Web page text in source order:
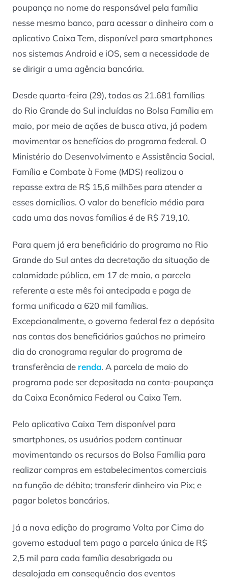
poupança no nome do responsável pela família
nesse mesmo banco, para acessar o dinheiro com o
aplicativo Caixa Tem, disponível para smartphones
nos sistemas Android e iOS, sem a necessidade de
se dirigir a uma agência bancária.
Desde quarta-feira (29), todas as 21.681 famílias
do Rio Grande do Sul incluídas no Bolsa Família em
maio, por meio de ações de busca ativa, já podem
movimentar os benefícios do programa federal. O
Ministério do Desenvolvimento e Assistência Social,
Família e Combate à Fome (MDS) realizou o
repasse extra de R$ 15,6 milhões para atender a
esses domicílios. O valor do benefício médio para
cada uma das novas famílias é de R$ 719,10.
Para quem já era beneficiário do programa no Rio
Grande do Sul antes da decretação da situação de
calamidade pública, em 17 de maio, a parcela
referente a este mês foi antecipada e paga de
forma unificada a 620 mil famílias.
Excepcionalmente, o governo federal fez o depósito
nas contas dos beneficiários gaúchos no primeiro
dia do cronograma regular do programa de
transferência de renda. A parcela de maio do
programa pode ser depositada na conta-poupança
da Caixa Econômica Federal ou Caixa Tem.
Pelo aplicativo Caixa Tem disponível para
smartphones, os usuários podem continuar
movimentando os recursos do Bolsa Família para
realizar compras em estabelecimentos comerciais
na função de débito; transferir dinheiro via Pix; e
pagar boletos bancários.
Já a nova edição do programa Volta por Cima do
governo estadual tem pago a parcela única de R$
2,5 mil para cada família desabrigada ou
desalojada em consequência dos eventos